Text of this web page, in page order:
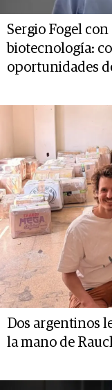
Sergio Fogel
biotecnología:
oportunidades
Dos argentinos
la mano de